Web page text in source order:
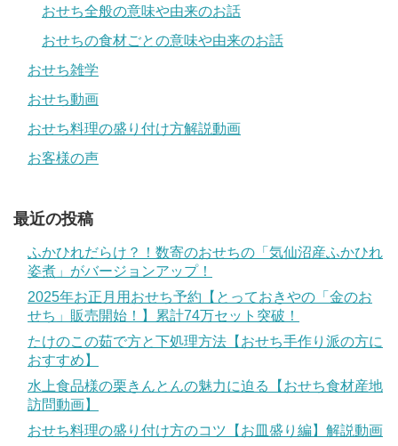
おせち全般の意味や由来のお話
おせちの食材ごとの意味や由来のお話
おせち雑学
おせち動画
おせち料理の盛り付け方解説動画
お客様の声
最近の投稿
ふかひれだらけ？！数寄のおせちの「気仙沼産ふかひれ
姿煮」がバージョンアップ！
2025年お正月用おせち予約【とっておきやの「金のお
せち」販売開始！】累計74万セット突破！
たけのこの茹で方と下処理方法【おせち手作り派の方に
おすすめ】
水上食品様の栗きんとんの魅力に迫る【おせち食材産地
訪問動画】
おせち料理の盛り付け方のコツ【お皿盛り編】解説動画